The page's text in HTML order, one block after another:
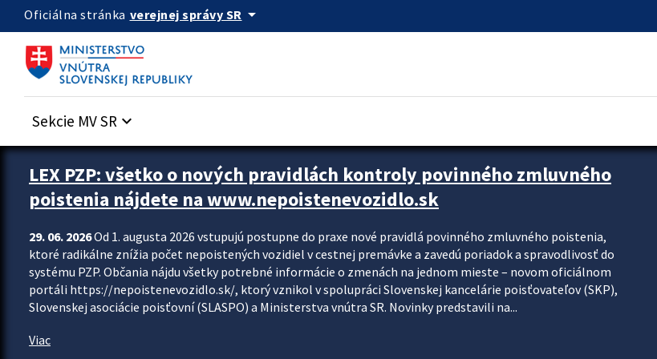
Preskocit na hlavný obsah
Oficiálna stránka verejnej správy SR arrow_drop_down
Sekcie MV SR keyboard_arrow_down
Zastavit automatický posun upútavok
LEX PZP: všetko o nových pravidlách kontroly povinného zmluvného
poistenia nájdete na www.nepoistenevozidlo.sk
29. 06. 2026Od 1. augusta 2026 vstupujú postupne do praxe nové pravidlá povinného zmluvného poistenia,
ktoré radikálne znížia počet nepoistených vozidiel v cestnej premávke a zavedú poriadok a spravodlivosť do
systému PZP. Občania nájdu všetky potrebné informácie o zmenách na jednom mieste – novom oficiálnom
portáli https://nepoistenevozidlo.sk/, ktorý vznikol v spolupráci Slovenskej kancelárie poisťovateľov (SKP),
Slovenskej asociácie poisťovní (SLASPO) a Ministerstva vnútra SR. Novinky predstavili na...
Viac